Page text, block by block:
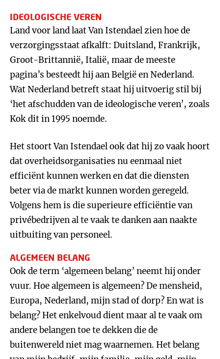
IDEOLOGISCHE VEREN
Land voor land laat Van Istendael zien hoe de
verzorgingsstaat afkalft: Duitsland, Frankrijk,
Groot-Brittannië, Italië, maar de meeste
pagina’s besteedt hij aan België en Nederland.
Wat Nederland betreft staat hij uitvoerig stil bij
‘het afschudden van de ideologische veren’, zoals
Kok dit in 1995 noemde.
Het stoort Van Istendael ook dat hij zo vaak hoort
dat overheidsorganisaties nu eenmaal niet
efficiënt kunnen werken en dat die diensten
beter via de markt kunnen worden geregeld.
Volgens hem is die superieure efficiëntie van
privébedrijven al te vaak te danken aan naakte
uitbuiting van personeel.
ALGEMEEN BELANG
Ook de term ‘algemeen belang’ neemt hij onder
vuur. Hoe algemeen is algemeen? De mensheid,
Europa, Nederland, mijn stad of dorp? En wat is
belang? Het enkelvoud dient maar al te vaak om
andere belangen toe te dekken die de
buitenwereld niet mag waarnemen. Het belang